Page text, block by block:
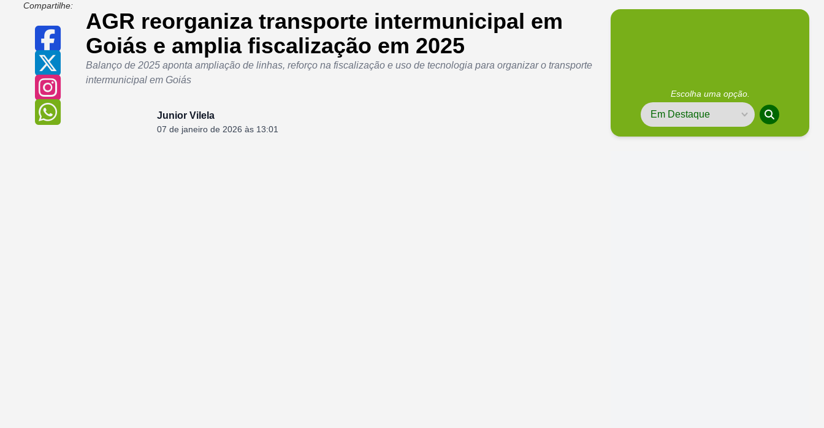
Compartilhe:
AGR reorganiza transporte intermunicipal em
Goiás e amplia fiscalização em 2025
Balanço de 2025 aponta ampliação de linhas, reforço na fiscalização e uso de tecnologia para organizar o transporte
intermunicipal em Goiás
Junior Vilela
07 de janeiro de 2026 às 13:01
Escolha uma opção.